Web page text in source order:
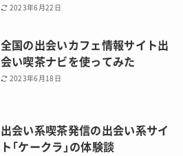
2023年6月22日
全国の出会いカフェ情報サイト出
会い喫茶ナビを使ってみた
2023年6月18日
出会い系喫茶発信の出会い系サイ
ト「ケークラ」の体験談